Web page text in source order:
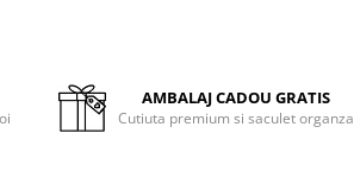
AMBALAJ CADOU GRATIS
Cutiuta premium si saculet organza